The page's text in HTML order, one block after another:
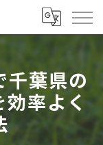
千葉県の
効率よく